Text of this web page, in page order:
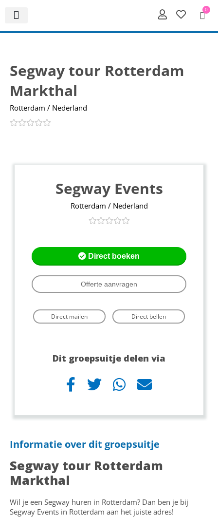
0
Segway tour Rotterdam
Markthal
Rotterdam / Nederland
Segway Events
Rotterdam / Nederland
Direct boeken
Offerte aanvragen
Direct mailen Direct bellen
Dit groepsuitje delen via
Informatie over dit groepsuitje
Segway tour Rotterdam
Markthal
Wil je een Segway huren in Rotterdam? Dan ben je bij
Segway Events in Rotterdam aan het juiste adres!